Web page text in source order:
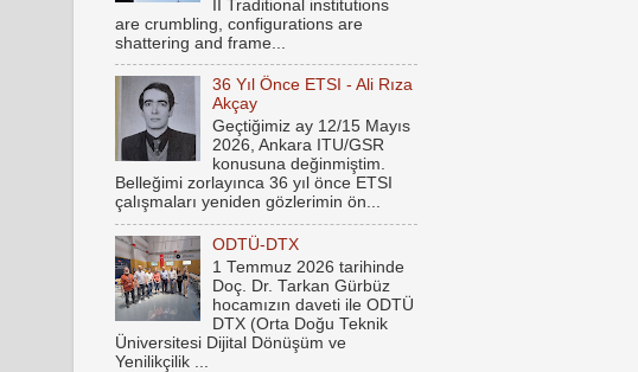
II Traditional institutions
are crumbling, configurations are
shattering and frame...
36 Yıl Önce ETSI - Ali Rıza
Akçay
Geçtiğimiz ay 12/15 Mayıs
2026, Ankara ITU/GSR
konusuna değinmiştim.
Belleğimi zorlayınca 36 yıl önce ETSI
çalışmaları yeniden gözlerimin ön...
ODTÜ-DTX
1 Temmuz 2026 tarihinde
Doç. Dr. Tarkan Gürbüz
hocamızın daveti ile ODTÜ
DTX (Orta Doğu Teknik
Üniversitesi Dijital Dönüşüm ve
Yenilikçilik ...